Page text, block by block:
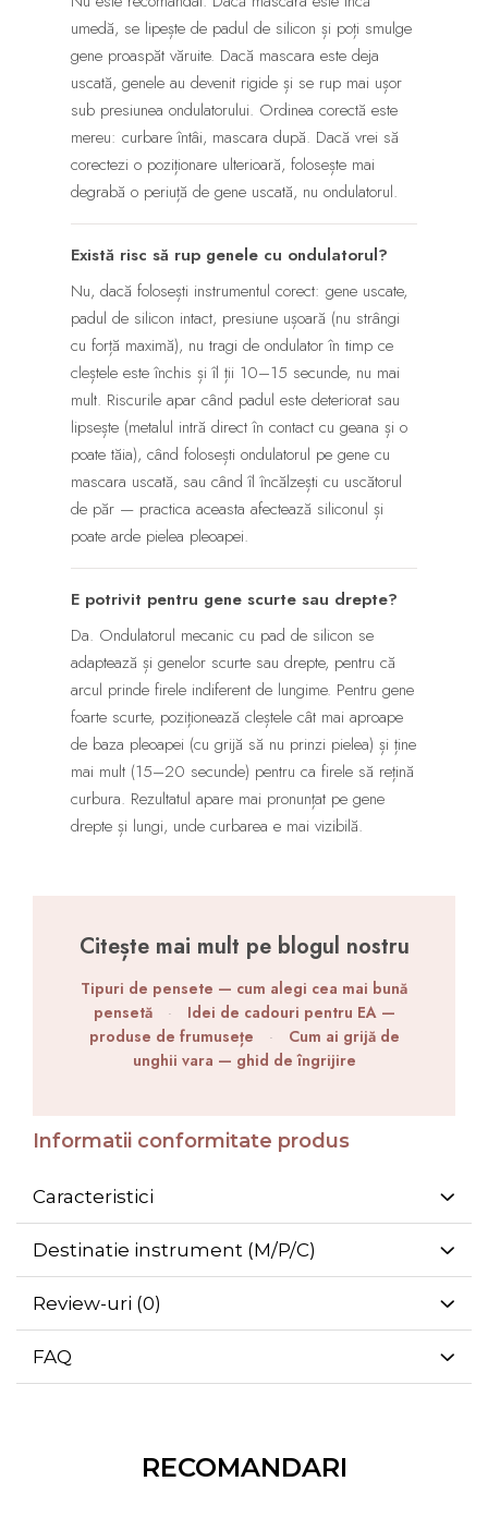
umedă, se lipește de padul de silicon și poți smulge
gene proaspăt văruite. Dacă mascara este deja
uscată, genele au devenit rigide și se rup mai ușor
sub presiunea ondulatorului. Ordinea corectă este
mereu: curbare întâi, mascara după. Dacă vrei să
corectezi o poziționare ulterioară, folosește mai
degrabă o periuță de gene uscată, nu ondulatorul.
Există risc să rup genele cu ondulatorul?
Nu, dacă folosești instrumentul corect: gene uscate,
padul de silicon intact, presiune ușoară (nu strângi
cu forță maximă), nu tragi de ondulator în timp ce
cleștele este închis și îl ții 10–15 secunde, nu mai
mult. Riscurile apar când padul este deteriorat sau
lipsește (metalul intră direct în contact cu geana și o
poate tăia), când folosești ondulatorul pe gene cu
mascara uscată, sau când îl încălzești cu uscătorul
de păr — practica aceasta afectează siliconul și
poate arde pielea pleoapei.
E potrivit pentru gene scurte sau drepte?
Da. Ondulatorul mecanic cu pad de silicon se
adaptează și genelor scurte sau drepte, pentru că
arcul prinde firele indiferent de lungime. Pentru gene
foarte scurte, poziționează cleștele cât mai aproape
de baza pleoapei (cu grijă să nu prinzi pielea) și ține
mai mult (15–20 secunde) pentru ca firele să rețină
curbura. Rezultatul apare mai pronunțat pe gene
drepte și lungi, unde curbarea e mai vizibilă.
Citește mai mult pe blogul nostru
Tipuri de pensete — cum alegi cea mai bună
pensetă
·
Idei de cadouri pentru EA —
produse de frumusețe
·
Cum ai grijă de
unghii vara — ghid de îngrijire
Informatii conformitate produs
Caracteristici
Destinatie instrument (M/P/C)
Review-uri (0)
FAQ
RECOMANDARI